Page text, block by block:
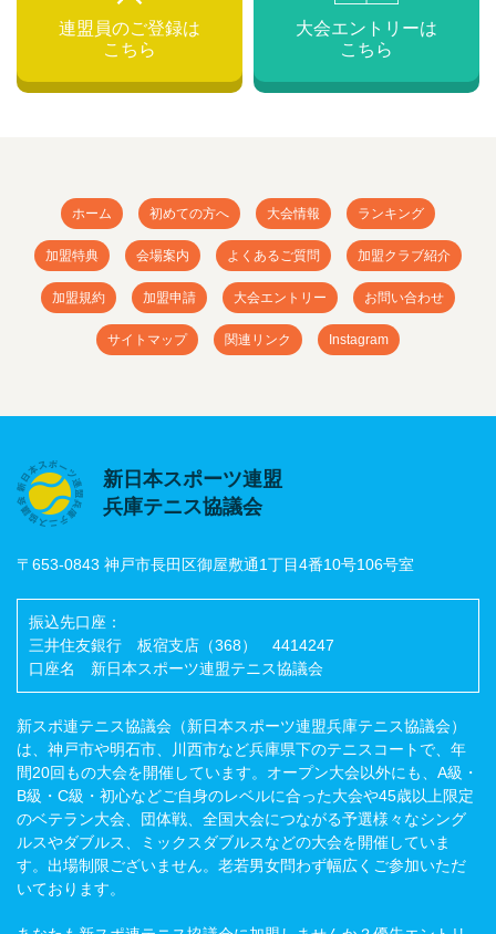
連盟員のご登録は
こちら
大会エントリーは
こちら
ホーム 初めての方へ 大会情報 ランキング
加盟特典 会場案内 よくあるご質問 加盟クラブ紹介
加盟規約 加盟申請 大会エントリー お問い合わせ
サイトマップ 関連リンク Instagram
新日本スポーツ連盟
兵庫テニス協議会
〒653-0843 神戸市長田区御屋敷通1丁目4番10号106号室
振込先口座：
三井住友銀行 板宿支店（368） 4414247
口座名 新日本スポーツ連盟テニス協議会
新スポ連テニス協議会（新日本スポーツ連盟兵庫テニス協議会）
は、神戸市や明石市、川西市など兵庫県下のテニスコートで、年
間20回もの大会を開催しています。オープン大会以外にも、A級・
B級・C級・初心などご自身のレベルに合った大会や45歳以上限定
のベテラン大会、団体戦、全国大会につながる予選様々なシング
ルスやダブルス、ミックスダブルスなどの大会を開催していま
す。出場制限ございません。老若男女問わず幅広くご参加いただ
いております。